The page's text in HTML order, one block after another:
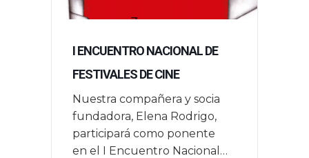
I ENCUENTRO NACIONAL DE
FESTIVALES DE CINE
Nuestra compañera y socia
fundadora, Elena Rodrigo,
participará como ponente
en el I Encuentro Nacional